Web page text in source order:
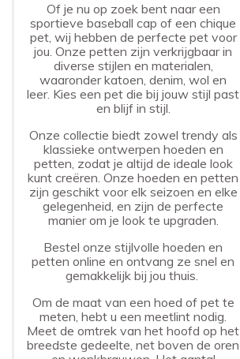
Of je nu op zoek bent naar een
sportieve baseball cap of een chique
pet, wij hebben de perfecte pet voor
jou. Onze petten zijn verkrijgbaar in
diverse stijlen en materialen,
waaronder katoen, denim, wol en
leer. Kies een pet die bij jouw stijl past
en blijf in stijl.
Onze collectie biedt zowel trendy als
klassieke ontwerpen hoeden en
petten, zodat je altijd de ideale look
kunt creëren. Onze hoeden en petten
zijn geschikt voor elk seizoen en elke
gelegenheid, en zijn de perfecte
manier om je look te upgraden.
Bestel onze stijlvolle hoeden en
petten online en ontvang ze snel en
gemakkelijk bij jou thuis.
Om de maat van een hoed of pet te
meten, hebt u een meetlint nodig.
Meet de omtrek van het hoofd op het
breedste gedeelte, net boven de oren